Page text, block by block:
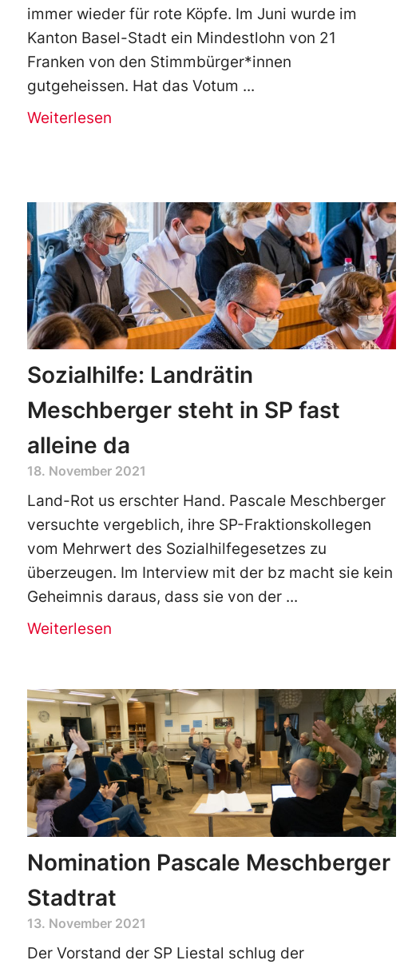
immer wieder für rote Köpfe. Im Juni wurde im
Kanton Basel-Stadt ein Mindestlohn von 21
Franken von den Stimmbürger*innen
gutgeheissen. Hat das Votum
Weiterlesen
Sozialhilfe: Landrätin
Meschberger steht in SP fast
alleine da
18. November 2021
Land-Rot us erschter Hand. Pascale Meschberger
versuchte vergeblich, ihre SP-Fraktionskollegen
vom Mehrwert des Sozialhilfegesetzes zu
überzeugen. Im Interview mit der bz macht sie kein
Geheimnis daraus, dass sie von der
Weiterlesen
Nomination Pascale Meschberger
Stadtrat
13. November 2021
Der Vorstand der SP Liestal schlug der